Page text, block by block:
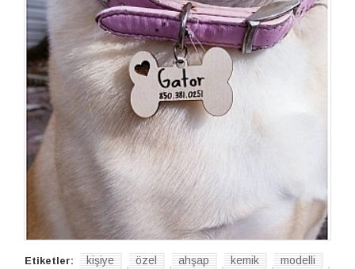
Etiketler: kişiye özel ahşap kemik modelli